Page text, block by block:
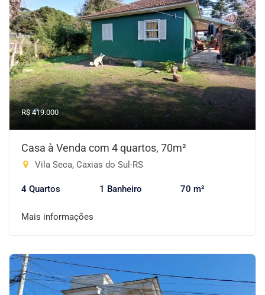
R$ 419.000
Casa à Venda com 4 quartos, 70m²
Vila Seca, Caxias do Sul-RS
4 Quartos 1 Banheiro 70 m²
Mais informações